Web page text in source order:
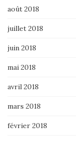
août 2018
juillet 2018
juin 2018
mai 2018
avril 2018
mars 2018
février 2018